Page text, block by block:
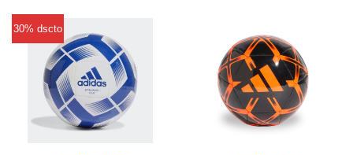
Las
opciones
se
pueden
elegir
Las
opciones
se
pueden
elegir
30% dscto